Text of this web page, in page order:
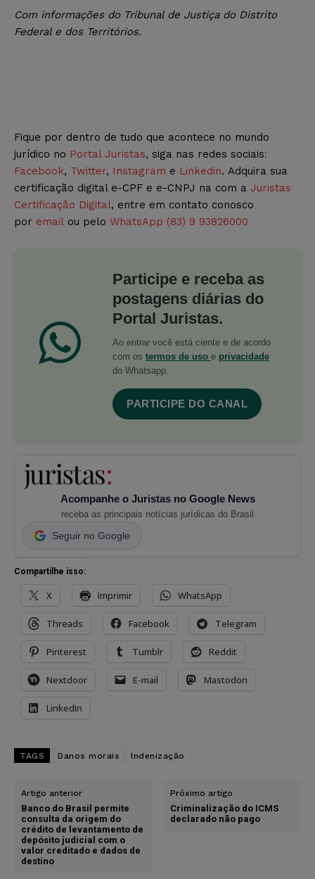
Com informações do Tribunal de Justiça do Distrito
Federal e dos Territórios.
Fique por dentro de tudo que acontece no mundo
jurídico no Portal Juristas, siga nas redes sociais:
Facebook, Twitter, Instagram e Linkedin. Adquira sua
certificação digital e-CPF e e-CNPJ na com a Juristas
Certificação Digital, entre em contato conosco
por email ou pelo WhatsApp (83) 9 93826000
Participe e receba as
postagens diárias do
Portal Juristas.
Ao entrar você está ciente e de acordo
com os termos de uso e privacidade
do Whatsapp.
PARTICIPE DO CANAL
Acompanhe o Juristas no Google News
receba as principais notícias jurídicas do Brasil
Seguir no Google
Compartilhe isso:
X Imprimir WhatsApp
Threads Facebook Telegram
Pinterest Tumblr Reddit
Nextdoor E-mail Mastodon
LinkedIn
TAGS Danos morais Indenização
Artigo anterior
Banco do Brasil permite
consulta da origem do
crédito de levantamento de
depósito judicial com o
valor creditado e dados de
destino
Próximo artigo
Criminalização do ICMS
declarado não pago